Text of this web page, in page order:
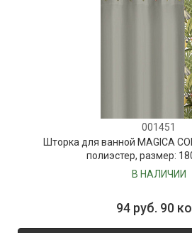
001451
Шторка для ванной MAGICA
полиэстер, размер:
В НАЛИЧИИ
94 руб. 90